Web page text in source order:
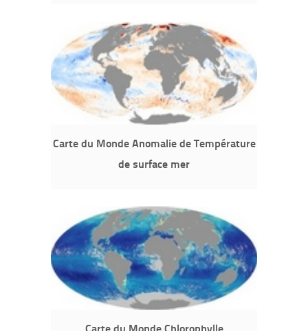
Carte du Monde Anomalie de Température
de surface mer